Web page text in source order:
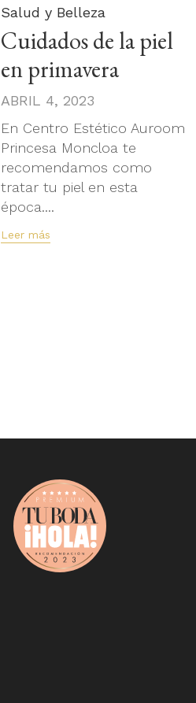
Category
Salud y Belleza
Cuidados de la piel
en primavera
ABRIL 4, 2023
En Centro Estético Auroom
Princesa Moncloa te
recomendamos como
tratar tu piel en esta
época....
Leer más